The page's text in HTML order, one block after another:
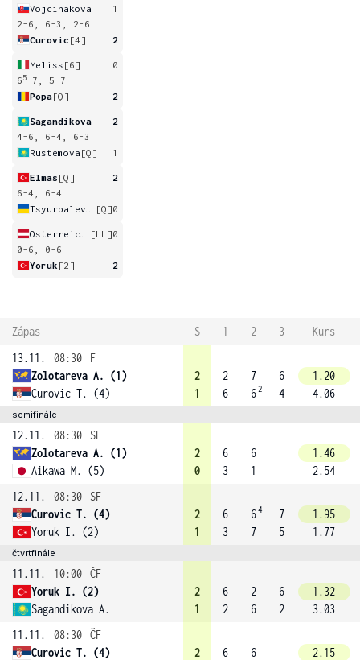
Vojcinakova
1
2-6, 6-3, 2-6
Curovic [4] 2
Meliss [6]
0
6 5-7, 5-7
Popa[Q] 2
Sagandikova
2
4-6, 6-4, 6-3
Rustemova [Q] 1
Elmas [Q]
2
6-4, 6-4
[Q]0
[LL]0
0-6, 0-6
Yoruk [2] 2
Zápas S 1 2 3
Kurs
13.11.
08:30
F
Zolotareva A. (1)
Curovic T. (4)
2
1
2
6
7
62
6
4
1.20
4.06
semifinále
12.11. 08:30
SF
Zolotareva A. (1)
Aikawa M. (5)
2
0
6
3
6
1
1.46
2.54
12.11.
08:30
SF
Curovic T. (4)
Yoruk I. (2)
2
1
6
3
64
7
7
5
1.95
1.77
čtvrtfinále
11.11. 10:00 ČF
Yoruk I. (2)
Sagandikova A.
2
1
6
2
2
6
6
2
1.32
3.03
11.11.
08:30 ČF
Curovic T. (4)
2
6
6
2.15